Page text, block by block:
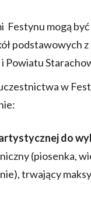
Festynu mogą być
podstawowych
Powiatu
w
do
(piosenka,
trwający